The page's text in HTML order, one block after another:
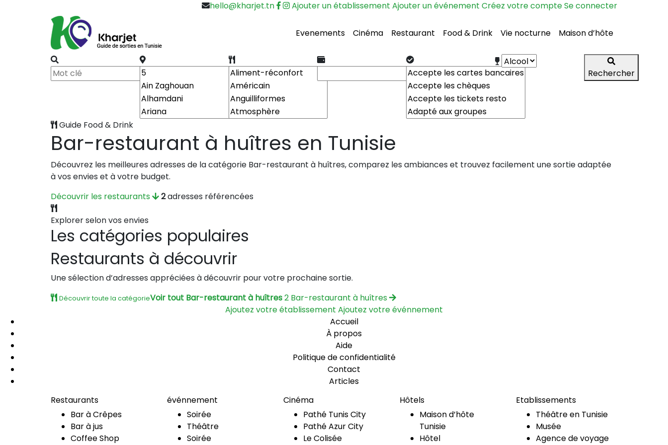
hello@kharjet.tn Ajouter un établissement Ajouter un événement Créez votre compteSe connecter
Evenements Cinéma Restaurant Food & Drink Vie nocturne Maison d’hôte
Rechercher
Guide Food & Drink
Bar-restaurant à huîtres en Tunisie
Découvrez les meilleures adresses de la catégorie Bar-restaurant à huîtres, comparez les ambiances et trouvez facilement une sortie adaptée
à vos envies et à votre budget.
Découvrir les restaurants
2adresses référencées
Explorer selon vos envies
Les catégories populaires
Restaurants à découvrir
Une sélection d’adresses appréciées à découvrir pour votre prochaine sortie.
Découvrir toute la catégorieVoir tout Bar-restaurant à huîtres2 Bar-restaurant à huîtres
Ajoutez votre établissement Ajoutez votre événnement
Accueil
À propos
Aide
Politique de confidentialité
Contact
Articles
Restaurants
Bar à Crêpes
Bar à jus
Coffee Shop
événnement
Soirée
Théâtre
Soirée
Cinéma
Pathé Tunis City
Pathé Azur City
Le Colisée
Hôtels
Maison d’hôte
Tunisie
Hôtel
Etablissements
Théâtre en Tunisie
Musée
Agence de voyage